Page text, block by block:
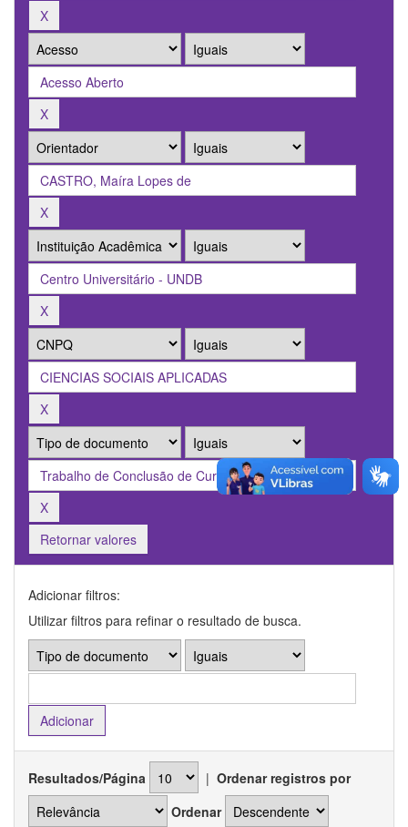
Retornar valores
Adicionar filtros:
Utilizar filtros para refinar o resultado de busca.
Resultados/Página | Ordenar registros por
Ordenar